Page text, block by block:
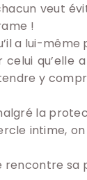
veut
!
a lui-
qu’elle
y
la
intime,
sa